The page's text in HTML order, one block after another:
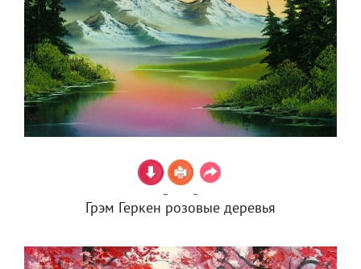
Грэм Геркен розовые деревья